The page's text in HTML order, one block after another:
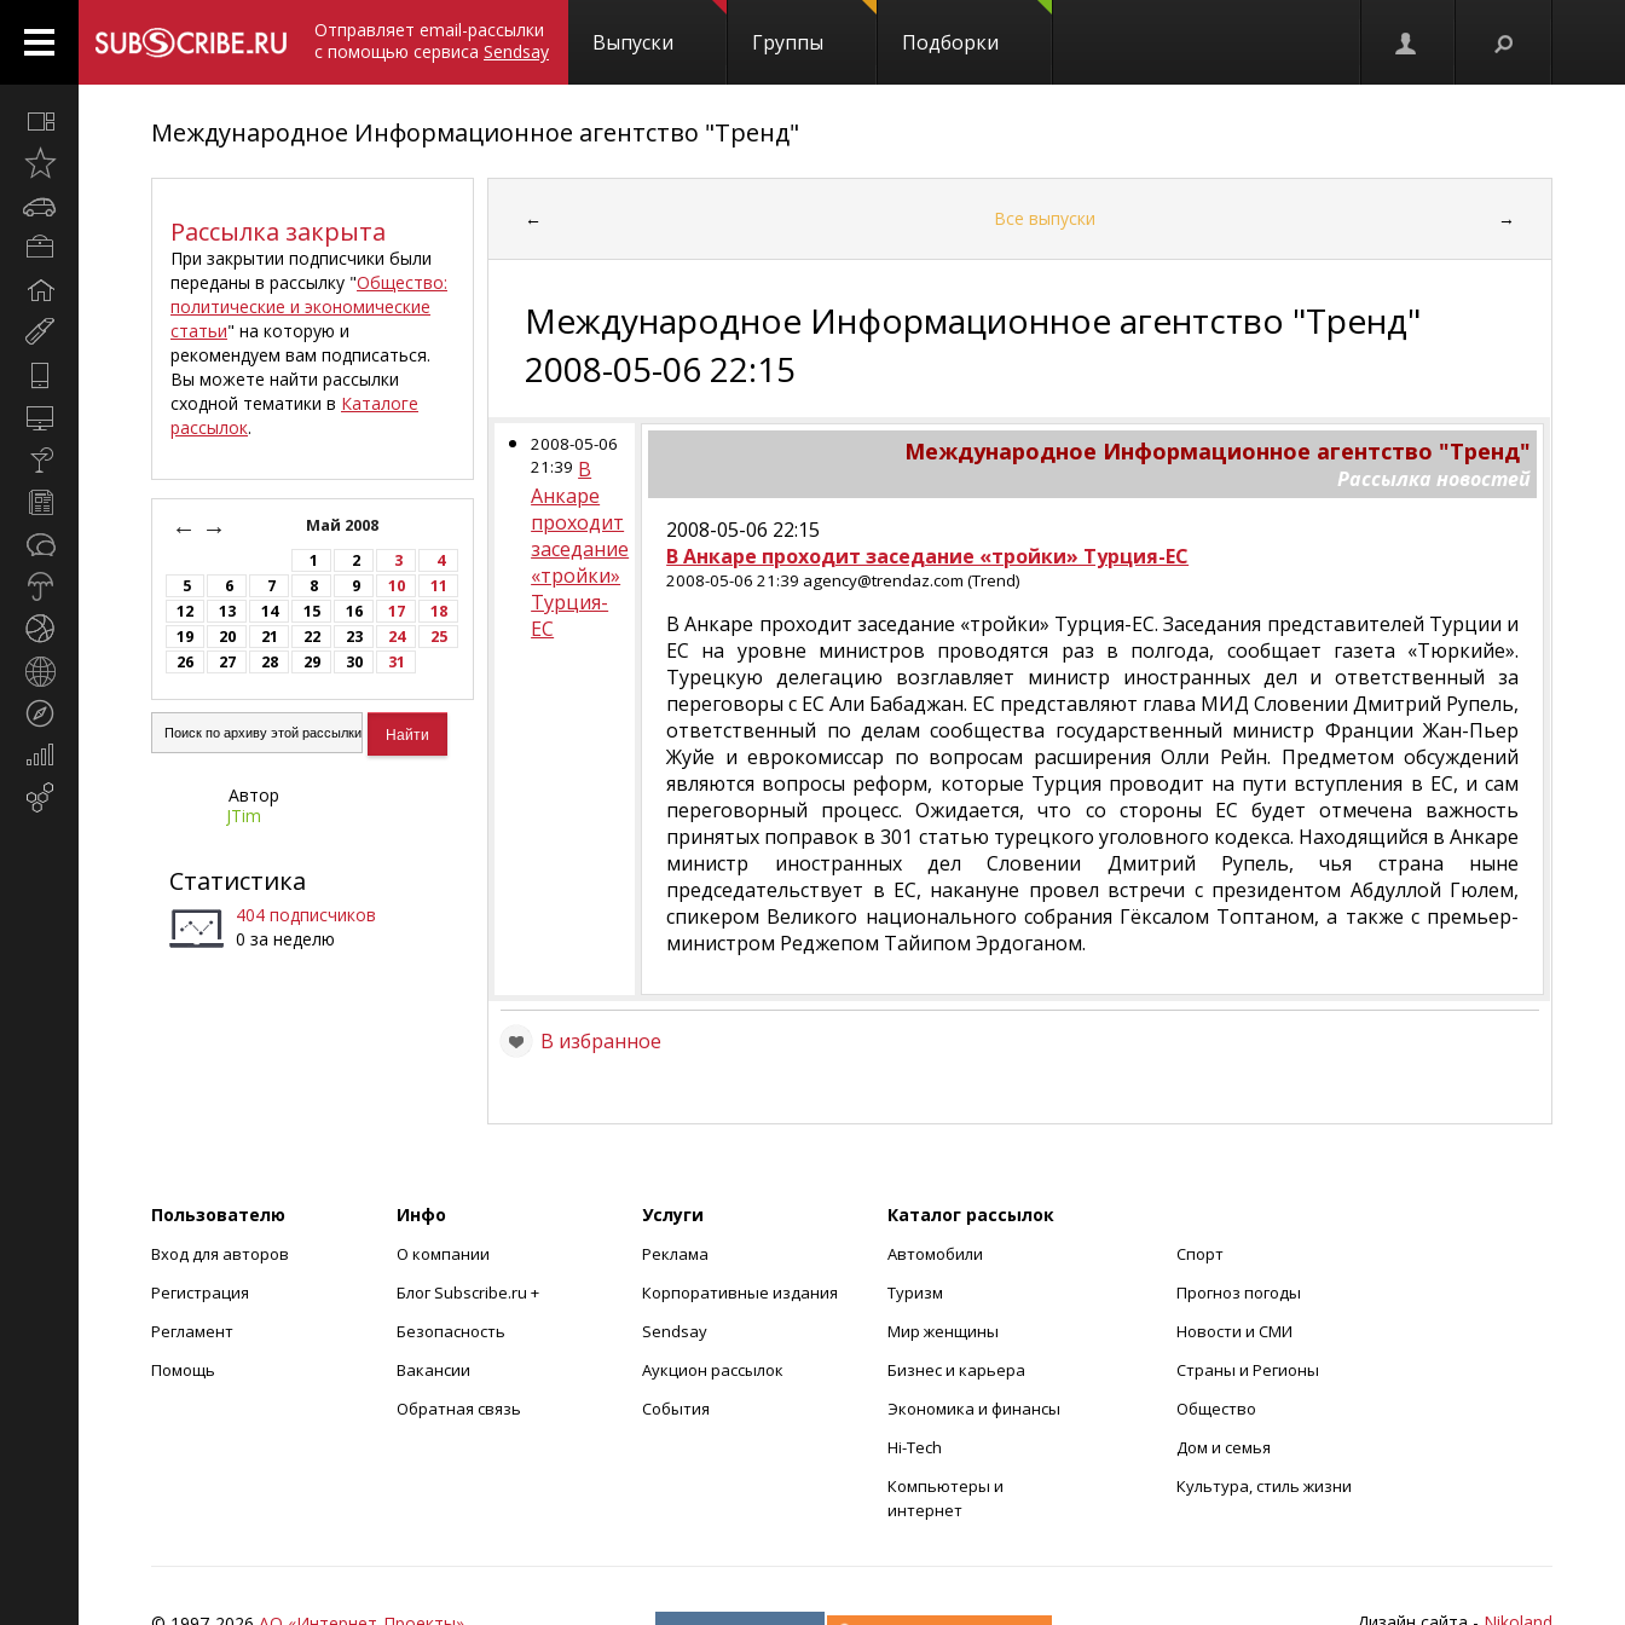
Отправляет email-рассылки
с помощью сервиса Sendsay Выпуски Группы Подборки
недавно
Компьютеры
Новости
регионы
Экономика
Международное Информационное агентство "Тренд"
Рассылка закрыта
При закрытии подписчики были
переданы в рассылку "Общество:
политические и экономические
статьи" на которую и
рекомендуем вам подписаться.
Вы можете найти рассылки
сходной тематики в Каталоге
рассылок.
← Май 2008
→
1 2 3
4
5
6 7 8 9 10
11
12
13 14 15 16 17
18
19
20 21 22 23 24
25
26
27 28 29 30 31
Автор
JTim
Статистика
404 подписчиков
0 за неделю
← Все выпуски →
Международное Информационное агентство "Тренд"
2008-05-06 22:15
2008-05-06
21:39 В
Анкаре
проходит
заседание
«тройки»
Турция-
ЕС
Международное Информационное агентство "Тренд"
Рассылка новостей
2008-05-06 22:15
В Анкаре проходит заседание «тройки» Турция-ЕС
2008-05-06 21:39 agency@trendaz.com (Trend)
В Анкаре проходит заседание «тройки» Турция-ЕС. Заседания представителей Турции и
ЕС на уровне министров проводятся раз в полгода, сообщает газета «Тюркийе».
Турецкую делегацию возглавляет министр иностранных дел и ответственный за
переговоры с ЕС Али Бабаджан. ЕС представляют глава МИД Словении Дмитрий Рупель,
ответственный по делам сообщества государственный министр Франции Жан-Пьер
Жуйе и еврокомиссар по вопросам расширения Олли Рейн. Предметом обсуждений
являются вопросы реформ, которые Турция проводит на пути вступления в ЕС, и сам
переговорный процесс. Ожидается, что со стороны ЕС будет отмечена важность
принятых поправок в 301 статью турецкого уголовного кодекса. Находящийся в Анкаре
министр иностранных дел Словении Дмитрий Рупель, чья страна ныне
председательствует в ЕС, накануне провел встречи с президентом Абдуллой Гюлем,
спикером Великого национального собрания Гёксалом Топтаном, а также с премьер-
министром Реджепом Тайипом Эрдоганом.
В избранное
Пользователю
Вход для авторов
Регистрация
Регламент
Помощь
Инфо
О компании
Блог Subscribe.ru +
Безопасность
Вакансии
Обратная связь
Услуги
Реклама
Корпоративные издания
Sendsay
Аукцион рассылок
События
Каталог рассылок
Автомобили
Туризм
Мир женщины
Бизнес и карьера
Экономика и финансы
Hi-Tech
Компьютеры и
интернет
Спорт
Прогноз погоды
Новости и СМИ
Страны и Регионы
Общество
Дом и семья
Культура, стиль жизни